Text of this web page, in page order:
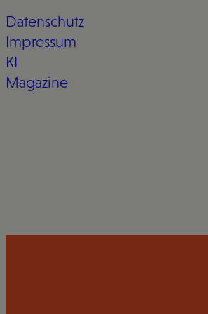
Datenschutz
Impressum
KI
Magazine